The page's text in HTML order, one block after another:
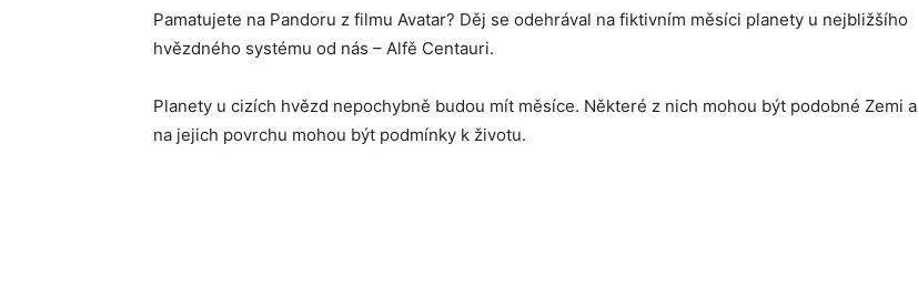
Pamatujete na Pandoru z filmu Avatar? Děj se odehrával na fiktivním měsíci planety u nejbližšího
hvězdného systému od nás – Alfě Centauri.
Planety u cizích hvězd nepochybně budou mít měsíce. Některé z nich mohou být podobné Zemi a
na jejich povrchu mohou být podmínky k životu.